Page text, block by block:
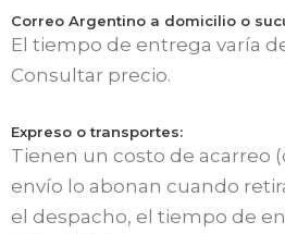
Correo Argentino a domicilio o
El tiempo de entrega varía
Consultar precio.
Expreso o transportes:
Tienen un costo de acarreo
envío lo abonan cuando
el despacho, el tiempo de